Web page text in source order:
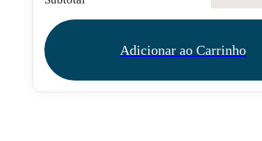
Adicionar ao Carrinho